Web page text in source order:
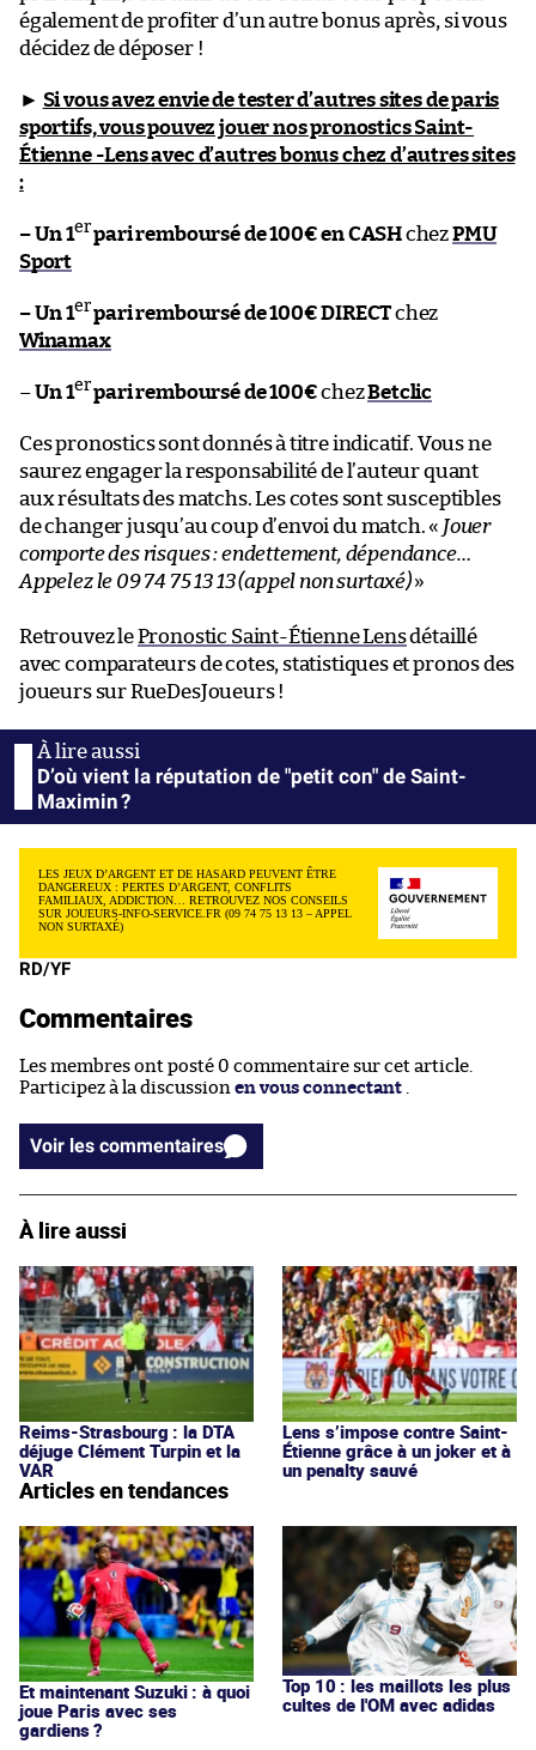
également de profiter d’un autre bonus après, si vous
décidez de déposer !
► Si vous avez envie de tester d’autres sites de paris
sportifs, vous pouvez jouer nos pronostics Saint-
Étienne -Lensavec d’autres bonus chez d’autres sites
:
– Un 1erpari remboursé de 100€ en CASHchezPMU
Sport
– Un 1erpari remboursé de 100€ DIRECTchez
Winamax
–Un 1erpari remboursé de 100€chezBetclic
Ces pronostics sont donnés à titre indicatif. Vous ne
saurez engager la responsabilité de l’auteur quant
aux résultats des matchs. Les cotes sont susceptibles
de changer jusqu’au coup d’envoi du match. « Jouer
comporte des risques : endettement, dépendance…
Appelez le 09 74 75 13 13 (appel non surtaxé)»
Retrouvez lePronostic Saint-Étienne Lensdétaillé
avec comparateurs de cotes, statistiques et pronos des
joueurs sur RueDesJoueurs !
D’où vient la réputation de "petit con" de Saint-
Maximin ?
LES JEUX D’ARGENT ET DE HASARD PEUVENT ÊTRE
DANGEREUX : PERTES D’ARGENT, CONFLITS
FAMILIAUX, ADDICTION… RETROUVEZ NOS CONSEILS
SUR JOUEURS-INFO-SERVICE.FR (09 74 75 13 13 – APPEL
NON SURTAXÉ)
RD/YF
Commentaires
Les membres ont posté 0 commentaire sur cet article.
Participez à la discussion en vous connectant .
Voir les commentaires
À lire aussi
Reims-Strasbourg : la DTA
déjuge Clément Turpin et la
VAR
Lens s’impose contre Saint-
Étienne grâce à un joker et à
un penalty sauvé
Articles en tendances
Et maintenant Suzuki : à quoi
joue Paris avec ses
gardiens ?
Top 10 : les maillots les plus
cultes de l'OM avec adidas